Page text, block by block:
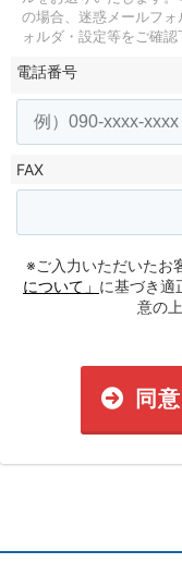
の場合、迷惑メールフォ
ォルダ・設定等をご確認
電話番号
FAX
※ご入力いただいたお
について」 に基づき適
意の
同